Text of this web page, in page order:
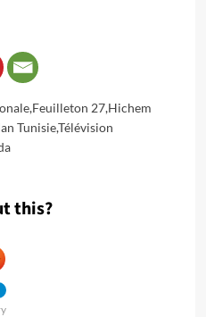
,Feuilleton 27,Hichem
Tunisie,Télévision
this?